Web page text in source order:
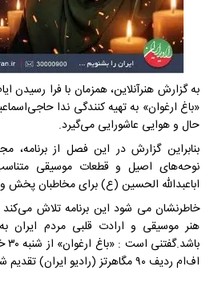
به گزارش هنرآنلاین، همزمان با فرا رسیدن
«باغ ارغوان» به تهیه کنندگی ندا
حال و هوایی عاشورایی می‌گیرد.
بنابراین گزارش در این فصل از برنامه،
نوحه‌های اصیل و قطعات موسیقی
اباعبدالله الحسین (ع) برای مخاطبان
خاطرنشان می شود این برنامه تلاش می‌کند
هنر موسیقی و ارادت قلبی مردم
اف‌ام ردیف ۹۰ مگاهرتز (رادیو ایران) تقدیم شنوندگان می‌شود.